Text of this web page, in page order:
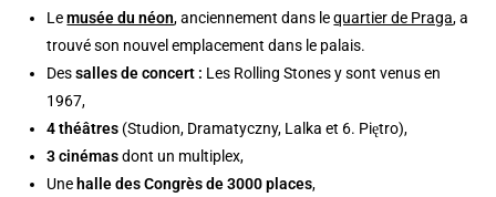
Lemusée du néon, anciennement dans lequartier de Praga, a
trouvé son nouvel emplacement dans le palais.
Dessalles de concert : Les Rolling Stones y sont venus en
1967,
4 théâtres (Studion, Dramatyczny, Lalka et 6. Piętro),
3 cinémasdont un multiplex,
Une halle des Congrès de 3000 places,